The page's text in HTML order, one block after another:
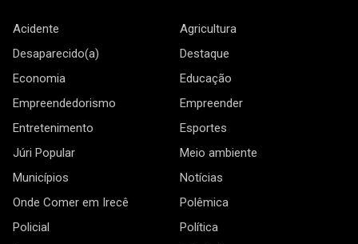
Acidente
Agricultura
Desaparecido(a)
Destaque
Economia
Educação
Empreendedorismo
Empreender
Entretenimento
Esportes
Júri Popular
Meio ambiente
Municípios
Notícias
Onde Comer em Irecê
Polêmica
Policial
Política